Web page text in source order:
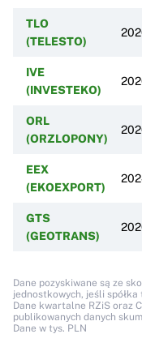
TLO
(TELESTO)
IVE
(INVESTEKO)
ORL
(ORZLOPONY)
EEX
(EKOEXPORT)
GTS
(GEOTRANS)
Dane pozyskiwane są ze
jednostkowych, jeśli
Dane kwartalne RZiS oraz
publikowanych danych
Dane w tys. PLN